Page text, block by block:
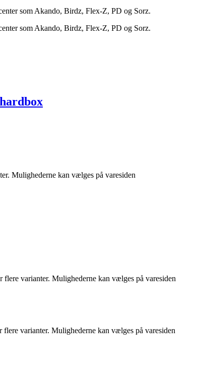
som Akando, Birdz, Flex-Z, PD og Sorz.
som Akando, Birdz, Flex-Z, PD og Sorz.
Mulighederne kan vælges på varesiden
flere varianter. Mulighederne kan vælges på varesiden
flere varianter. Mulighederne kan vælges på varesiden